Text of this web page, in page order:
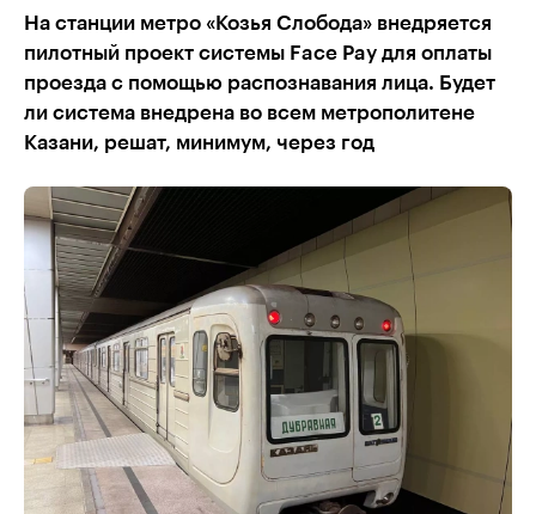
На станции метро «Козья Слобода» внедряется
пилотный проект системы Face Pay для оплаты
проезда с помощью распознавания лица. Будет
ли система внедрена во всем метрополитене
Казани, решат, минимум, через год